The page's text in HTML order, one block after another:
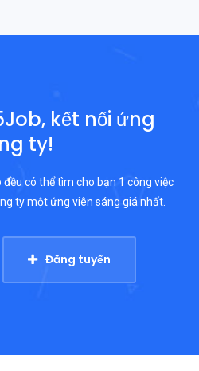
kết nối ứng
ty!
đều có thể tìm cho bạn 1 công việc
ty một ứng viên sáng giá nhất.
Đăng tuyển